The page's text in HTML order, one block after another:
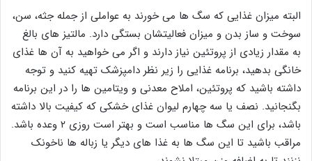
البته میزان غذایی که سگ ها می خورند به عواملی از جمله جثه، سن،
سوخت و ساز بدن و میزان فعالیتشان بستگی دارد. مالتیز های بالغ
به مقدار زیادی از پروتئین نیاز دارند و اگر می خواهید به آن ها غذای
خانگی بدهید، برنامه غذایی را زیر نظر دامپزشک تهیه کنید و توجه
داشته باشید که پروتئین، املاح معدنی و ویتامین ها را در این برنامه
بگنجانید. نصف یا سه چهارم لیوان غذای خشکی که کیفیت بالا داشته
باشد، برای این سگ ها مناسب است و بهتر است روزی ۲ وعده باشد.
مراقب باشید تا این سگ ها به غذا های دیگر یا زباله ها ناخونک